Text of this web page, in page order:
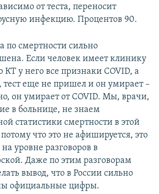
от теста, переносит
инфекцию. Процентов 90.
по смертности сильно
Если человек имеет клинику
КТ у него все признаки COVID, а
еще не пришел и он умирает –
он умирает от COVID. Мы, врачи,
в больнице, не знаем
статистики смертности в этой
что это не афишируется, это
на уровне разговоров в
Даже по этим разговорам
вывод, что в России сильно
официальные цифры.